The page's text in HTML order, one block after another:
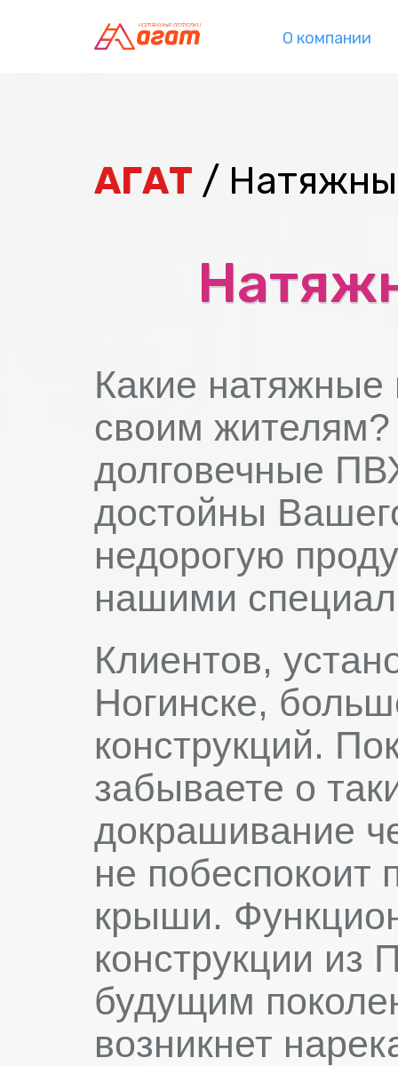
О компании
АГАТ /
Какие натяжные
своим
долговечные
достойны
недорогую
нашими
Клиентов,
Ногинске,
конструкций.
забываете о
докрашивание
не побеспокоит
крыши.
конструкции из
будущим
возникнет